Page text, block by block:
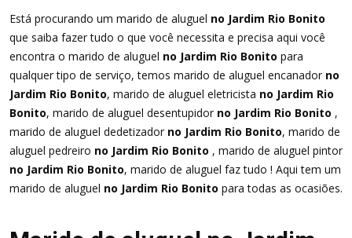
Está procurando um marido de aluguel no Jardim Rio Bonito
que saiba fazer tudo o que você necessita e precisa aqui você
encontra o marido de aluguel no Jardim Rio Bonito para
qualquer tipo de serviço, temos marido de aluguel encanador no
Jardim Rio Bonito, marido de aluguel eletricista no Jardim Rio
Bonito, marido de aluguel desentupidor no Jardim Rio Bonito ,
marido de aluguel dedetizador no Jardim Rio Bonito, marido de
aluguel pedreiro no Jardim Rio Bonito , marido de aluguel pintor
no Jardim Rio Bonito, marido de aluguel faz tudo ! Aqui tem um
marido de aluguel no Jardim Rio Bonito para todas as ocasiões.